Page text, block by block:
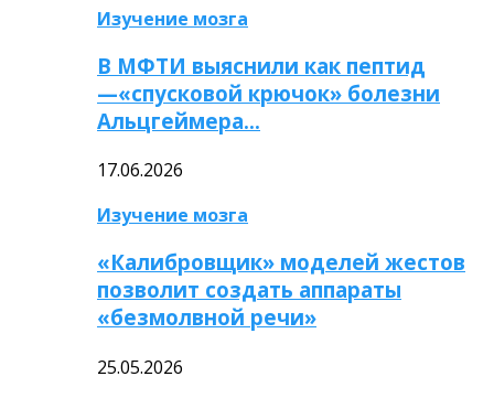
Изучение мозга
В МФТИ выяснили как пептид
—«спусковой крючок» болезни
Альцгеймера…
17.06.2026
Изучение мозга
«Калибровщик» моделей жестов
позволит создать аппараты
«безмолвной речи»
25.05.2026